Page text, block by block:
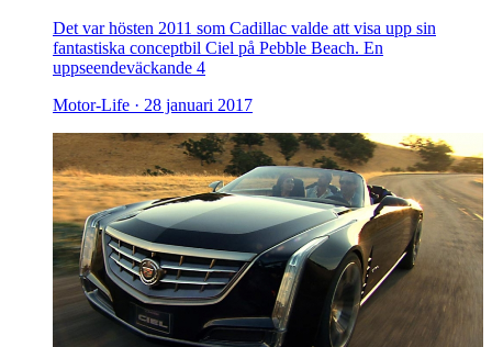
Det var hösten 2011 som Cadillac valde att visa upp sin
fantastiska conceptbil Ciel på Pebble Beach. En
uppseendeväckande 4
Motor-Life · 28 januari 2017